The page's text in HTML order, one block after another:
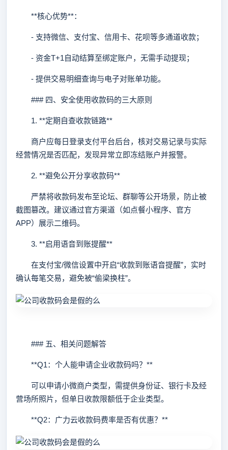
**核心优势**：
- 支持微信、支付宝、信用卡、花呗等多通道收款；
- 资金T+1自动结算至绑定账户，无需手动提现；
- 提供交易明细查询与电子对账单功能。
### 四、安全使用收款码的三大原则
1. **定期自查收款链路**
商户应每日登录支付平台后台，核对交易记录与实际
经营情况是否匹配，发现异常立即冻结账户并报警。
2. **避免公开分享收款码**
严禁将收款码发布至论坛、群聊等公开场景，防止被
截图篡改。建议通过官方渠道（如点餐小程序、官方
APP）展示二维码。
3. **启用语音到账提醒**
在支付宝/微信设置中开启“收款到账语音提醒”，实时
确认每笔交易，避免被“偷梁换柱”。
### 五、相关问题解答
**Q1：个人能申请企业收款码吗？**
可以申请小微商户类型，需提供身份证、银行卡及经
营场所照片，但单日收款限额低于企业类型。
**Q2：广力云收款码费率是否有优惠？**